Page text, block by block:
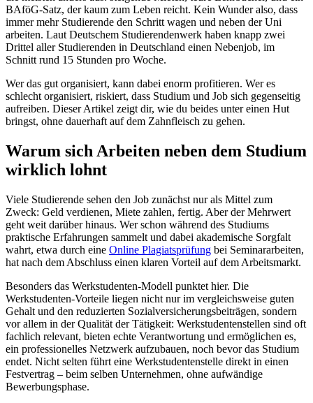
BAföG-Satz, der kaum zum Leben reicht. Kein Wunder also, dass
immer mehr Studierende den Schritt wagen und neben der Uni
arbeiten. Laut Deutschem Studierendenwerk haben knapp zwei
Drittel aller Studierenden in Deutschland einen Nebenjob, im
Schnitt rund 15 Stunden pro Woche.
Wer das gut organisiert, kann dabei enorm profitieren. Wer es
schlecht organisiert, riskiert, dass Studium und Job sich gegenseitig
aufreiben. Dieser Artikel zeigt dir, wie du beides unter einen Hut
bringst, ohne dauerhaft auf dem Zahnfleisch zu gehen.
Warum sich Arbeiten neben dem Studium
wirklich lohnt
Viele Studierende sehen den Job zunächst nur als Mittel zum
Zweck: Geld verdienen, Miete zahlen, fertig. Aber der Mehrwert
geht weit darüber hinaus. Wer schon während des Studiums
praktische Erfahrungen sammelt und dabei akademische Sorgfalt
wahrt, etwa durch eine Online Plagiatsprüfung bei Seminararbeiten,
hat nach dem Abschluss einen klaren Vorteil auf dem Arbeitsmarkt.
Besonders das Werkstudenten-Modell punktet hier. Die
Werkstudenten-Vorteile liegen nicht nur im vergleichsweise guten
Gehalt und den reduzierten Sozialversicherungsbeiträgen, sondern
vor allem in der Qualität der Tätigkeit: Werkstudentenstellen sind oft
fachlich relevant, bieten echte Verantwortung und ermöglichen es,
ein professionelles Netzwerk aufzubauen, noch bevor das Studium
endet. Nicht selten führt eine Werkstudentenstelle direkt in einen
Festvertrag – beim selben Unternehmen, ohne aufwändige
Bewerbungsphase.